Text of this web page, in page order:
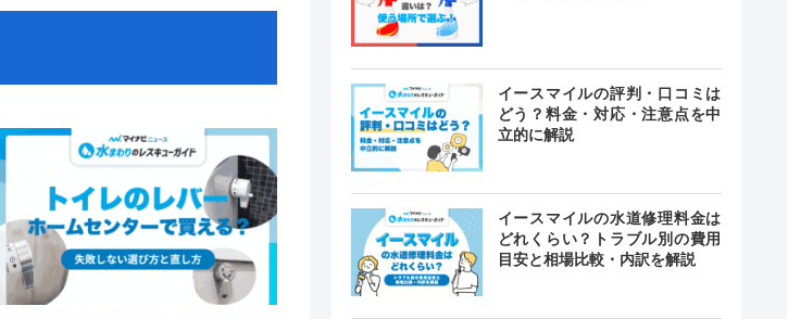
イースマイルの評判・口コミは
どう？料金・対応・注意点を中
立的に解説
イースマイルの水道修理料金は
どれくらい？トラブル別の費用
目安と相場比較・内訳を解説